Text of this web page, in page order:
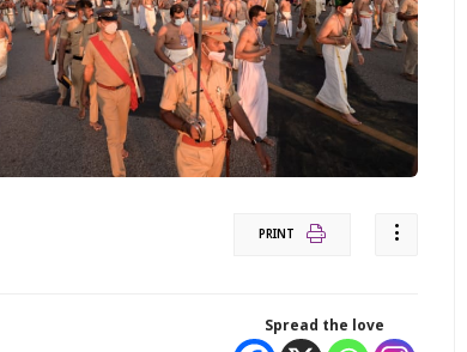
PRINT
Spread the love